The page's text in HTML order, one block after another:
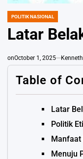
POSTED
POLITIK NASIONAL
Latar
onOctober 1, 2025
Table of
Latar
Politik
Manfaat
Menuju